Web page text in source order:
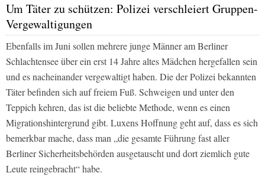
Um Täter zu schützen: Polizei verschleiert Gruppen-
Vergewaltigungen
Ebenfalls im Juni sollen mehrere junge Männer am Berliner
Schlachtensee über ein erst 14 Jahre altes Mädchen hergefallen sein
und es nacheinander vergewaltigt haben. Die der Polizei bekannten
Täter befinden sich auf freiem Fuß. Schweigen und unter den
Teppich kehren, das ist die beliebte Methode, wenn es einen
Migrationshintergrund gibt. Luxens Hoffnung geht auf, dass es sich
bemerkbar mache, dass man „die gesamte Führung fast aller
Berliner Sicherheitsbehörden ausgetauscht und dort ziemlich gute
Leute reingebracht“ habe.